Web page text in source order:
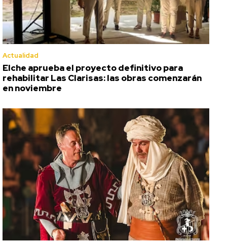
Actualidad
Elche aprueba el proyecto definitivo para
rehabilitar Las Clarisas: las obras comenzarán
en noviembre